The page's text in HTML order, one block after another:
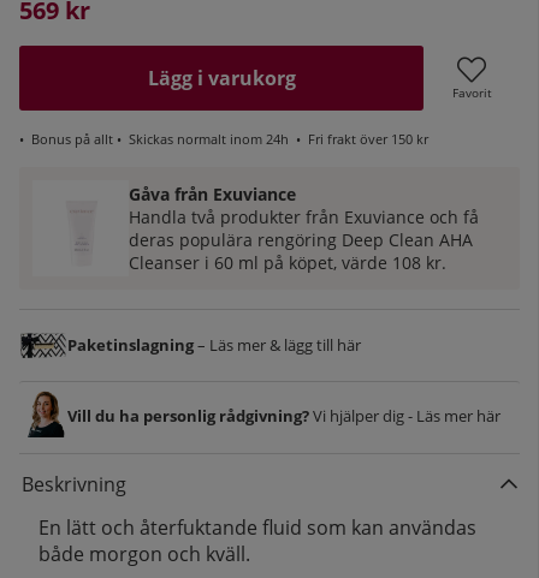
569 kr
Lägg i varukorg
Favorit
• Bonus på allt • Skickas normalt inom 24h • Fri frakt över 150 kr
Gåva från Exuviance
Handla två produkter från Exuviance och få
deras populära rengöring Deep Clean AHA
Cleanser i 60 ml på köpet, värde 108 kr.
Paketinslagning– Läs mer & lägg till här
Vill du ha personlig rådgivning?Vi hjälper dig - Läs mer här
Beskrivning
En lätt och återfuktande fluid som kan användas
både morgon och kväll.